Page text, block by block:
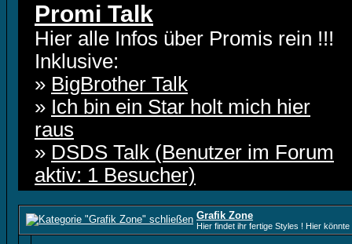
Promi Talk
Hier alle Infos über Promis rein !!!
Inklusive:
» BigBrother Talk
» Ich bin ein Star holt mich hier
raus
» DSDS Talk (Benutzer im Forum
aktiv: 1 Besucher)
Grafik Zone
Hier findet ihr fertige Styles ! Hier